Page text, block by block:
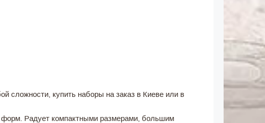
сложности, купить наборы на заказ в Киеве или в
форм. Радует компактными размерами, большим